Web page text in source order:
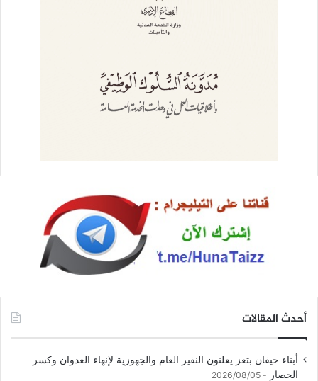
أحدث المقالات
أبناء حيفان بتعز يعلنون النفير العام والجهوزية لإنهاء العدوان وكسر
الحصار
2026/08/05